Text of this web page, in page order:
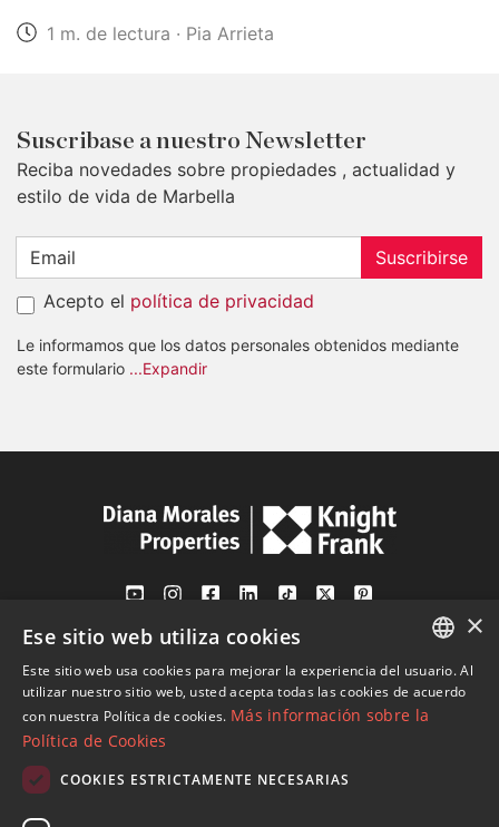
1 m. de lectura · Pia Arrieta
Suscribase a nuestro Newsletter
Reciba novedades sobre propiedades , actualidad y
estilo de vida de Marbella
Suscribirse
Acepto el política de privacidad
Le informamos que los datos personales obtenidos mediante
este formulario ...Expandir
Av. Canovas del Castillo 4
1st Floor, Office 3
29601 Marbella
Ver en mapa
Tel:+34 952 765 138
ENGLISH
SPANISH
×
Ese sitio web utiliza cookies
Este sitio web usa cookies para mejorar la experiencia del usuario. Al
utilizar nuestro sitio web, usted acepta todas las cookies de acuerdo
con nuestra Política de cookies. Más información sobre la
Política de Cookies
COOKIES ESTRICTAMENTE NECESARIAS